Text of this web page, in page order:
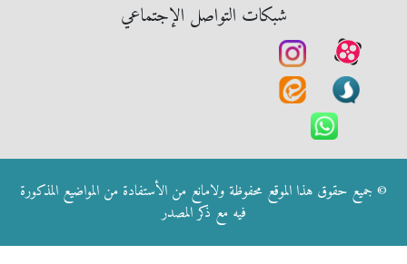
شبكات التواصل الإجتماعي
© جميع حقوق هذا الموقع محفوظة ولامانع من الأستفادة من المواضيع المذكورة
فيه مع ذكر المصدر